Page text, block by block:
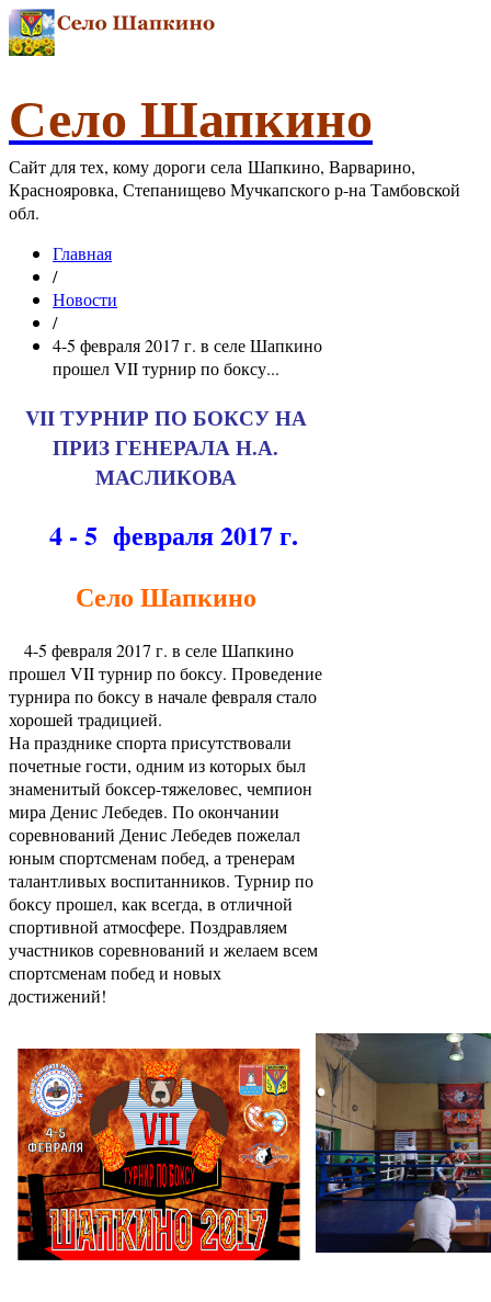
Село Шапкино
Сайт для тех, кому дороги села Шапкино, Варварино,
Краснояровка, Степанищево Мучкапского р-на Тамбовской
обл.
Главная
/
Новости
/
4-5 февраля 2017 г. в селе Шапкино
прошел VII турнир по боксу...
VII ТУРНИР ПО БОКСУ НА
ПРИЗ ГЕНЕРАЛА Н.А.
МАСЛИКОВА
4 - 5 февраля 2017 г.
Село Шапкино
4-5 февраля 2017 г. в селе Шапкино
прошел VII турнир по боксу. Проведение
турнира по боксу в начале февраля стало
хорошей традицией.
На празднике спорта присутствовали
почетные гости, одним из которых был
знаменитый боксер-тяжеловес, чемпион
мира Денис Лебедев. По окончании
соревнований Денис Лебедев пожелал
юным спортсменам побед, а тренерам
талантливых воспитанников. Турнир по
боксу прошел, как всегда, в отличной
спортивной атмосфере. Поздравляем
участников соревнований и желаем всем
спортсменам побед и новых
достижений!